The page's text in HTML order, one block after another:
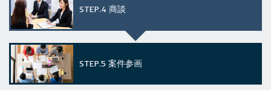
STEP.4 商談
STEP.5 案件参画